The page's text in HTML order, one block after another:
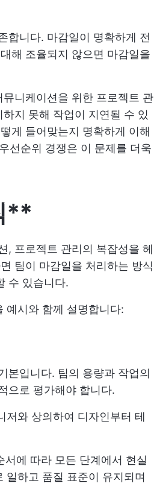
합니다. 마감일이 명확하게 전
해 조율되지 않으면 마감일을
니케이션을 위한 프로젝트 관
지 못해 작업이 지연될 수 있
게 들어맞는지 명확하게 이해
선순위 경쟁은 이 문제를 더욱
**
, 프로젝트 관리의 복잡성을 헤
팀이 마감일을 처리하는 방식
수 있습니다.
예시와 함께 설명합니다:
본입니다. 팀의 용량과 작업의
으로 평가해야 합니다.
저와 상의하여 디자인부터 테
에 따라 모든 단계에서 현실
일하고 품질 표준이 유지되며